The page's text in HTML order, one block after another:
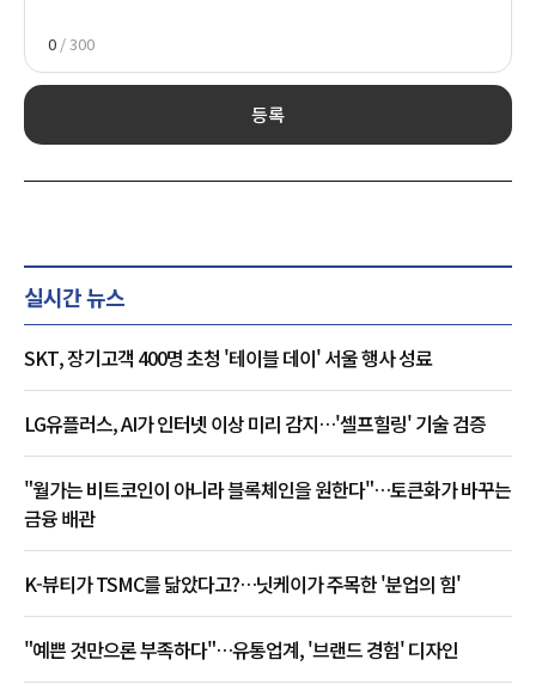
0 / 300
등록
실시간 뉴스
SKT, 장기고객 400명 초청 '테이블 데이' 서울 행사 성료
LG유플러스, AI가 인터넷 이상 미리 감지…'셀프힐링' 기술 검증
"월가는 비트코인이 아니라 블록체인을 원한다"…토큰화가 바꾸는
금융 배관
K-뷰티가 TSMC를 닮았다고?…닛케이가 주목한 '분업의 힘'
"예쁜 것만으론 부족하다"…유통업계, '브랜드 경험' 디자인